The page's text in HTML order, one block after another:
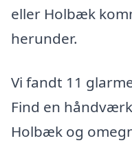
eller Holbæk
herunder.
Vi fandt 11
Find en
Holbæk og